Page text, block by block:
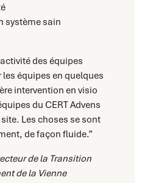
système sain
des équipes
les équipes en quelques
intervention en visio
du CERT Advens
Les choses se sont
de façon fluide.”
de la Transition
de la Vienne